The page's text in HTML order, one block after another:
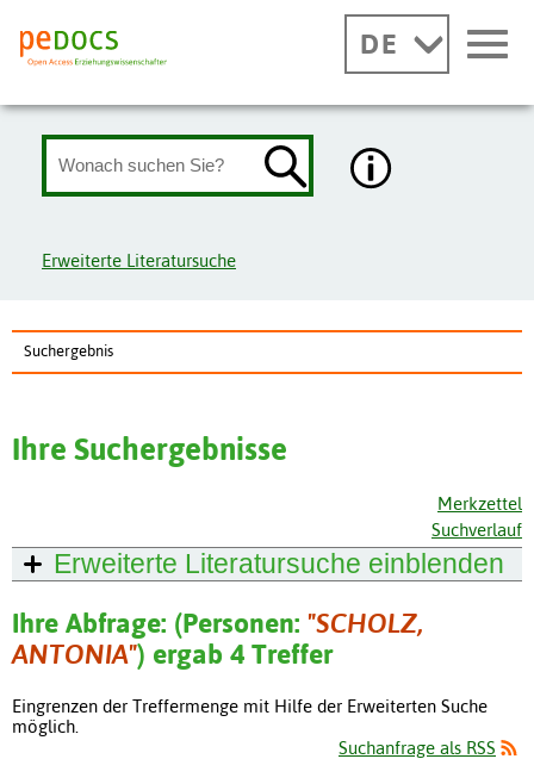
DE
Erweiterte Literatursuche
Suchergebnis
Ihre Suchergebnisse
Merkzettel
Suchverlauf
Erweiterte Literatursuche einblenden
Ihre Abfrage: (Personen: "SCHOLZ,
ANTONIA") ergab 4 Treffer
Eingrenzen der Treffermenge mit Hilfe der Erweiterten Suche
möglich.
Suchanfrage als RSS